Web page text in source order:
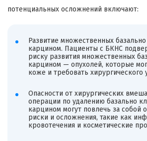
потенциальных осложнений включают:
Развитие множественных
карцином. Пациенты с БКНС
риску развития множественных
карцином — опухолей, которые
коже и требовать хирургического
Опасности от хирургических
операции по удалению базально
карцином могут повлечь за собой
риски и осложнения, такие как
кровотечения и косметические